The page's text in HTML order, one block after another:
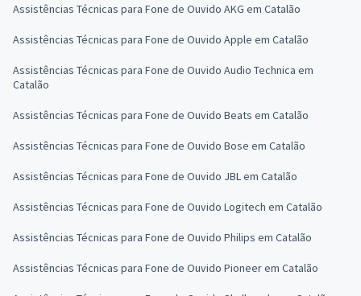
Assistências Técnicas para Fone de Ouvido AKG em Catalão
Assistências Técnicas para Fone de Ouvido Apple em Catalão
Assistências Técnicas para Fone de Ouvido Audio Technica em
Catalão
Assistências Técnicas para Fone de Ouvido Beats em Catalão
Assistências Técnicas para Fone de Ouvido Bose em Catalão
Assistências Técnicas para Fone de Ouvido JBL em Catalão
Assistências Técnicas para Fone de Ouvido Logitech em Catalão
Assistências Técnicas para Fone de Ouvido Philips em Catalão
Assistências Técnicas para Fone de Ouvido Pioneer em Catalão